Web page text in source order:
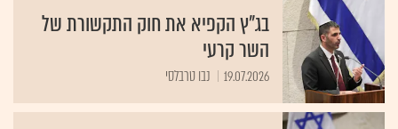
בג"ץ הקפיא את חוק התקשורת של
השר קרעי
19.07.2026 נבו טרבלסי